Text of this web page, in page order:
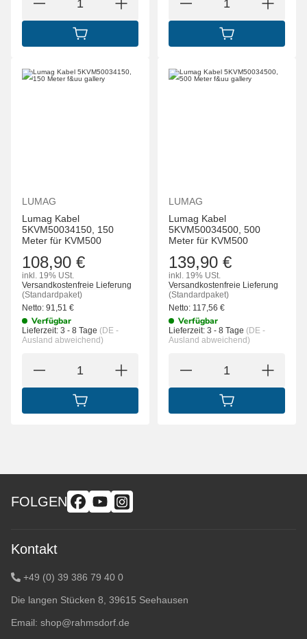
IN DEN WARENKORB IN DEN
LUMAG
Lumag Kabel
5KVM50034150, 150
Meter für KVM500
108,90 €
inkl. 19% USt.
Versandkostenfreie Lieferung
(Standardpaket)
Netto: 91,51 €
Verfügbar
Lieferzeit: 3 - 8 Tage (DE -
Ausland abweichend)
IN DEN WARENKORB
LUMAG
Lumag Kabel
5KVM50034500, 500
Meter für KVM500
139,90 €
inkl. 19% USt.
Versandkostenfreie Lieferung
(Standardpaket)
Netto: 117,56 €
Verfügbar
Lieferzeit: 3 - 8 Tage (DE -
Ausland abweichend)
IN DEN
FOLGEN
Kontakt
+49 (0) 39 386 79 40 0
Die langen Stücken 8, 39615 Seehausen
Email: shop@rahmsdorf.de